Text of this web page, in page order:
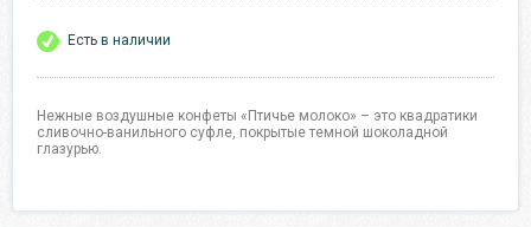
Есть в наличии
Нежные воздушные конфеты «Птичье молоко» – это квадратики
сливочно-ванильного суфле, покрытые темной шоколадной
глазурью.